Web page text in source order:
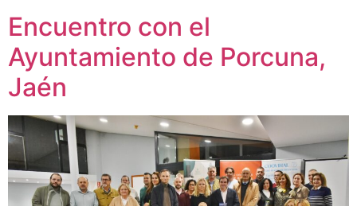
Encuentro con el
Ayuntamiento de Porcuna,
Jaén